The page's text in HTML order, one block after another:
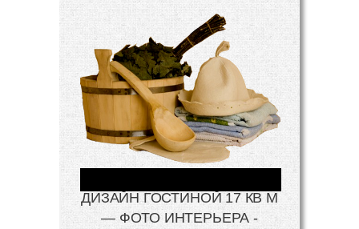
ДИЗАЙН ГОСТИНОЙ 17 КВ М
— ФОТО ИНТЕРЬЕРА -